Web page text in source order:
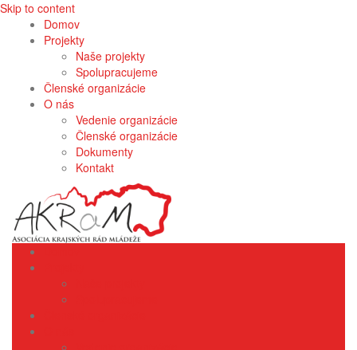
Skip to content
Domov
Projekty
Naše projekty
Spolupracujeme
Členské organizácie
O nás
Vedenie organizácie
Členské organizácie
Dokumenty
Kontakt